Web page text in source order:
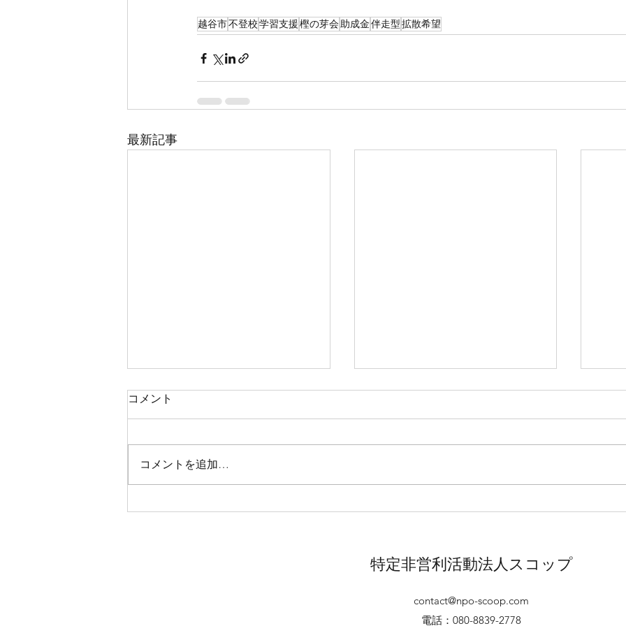
越谷市不登校学習支援樫の芽会助成金伴走型拡散希望
最新記事
タジ
コメント
コメントを追加…
特定非営利活動法人スコップ
contact@npo-scoop.com
電話：080-8839-2778